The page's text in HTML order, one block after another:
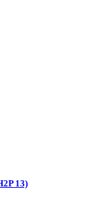
13)